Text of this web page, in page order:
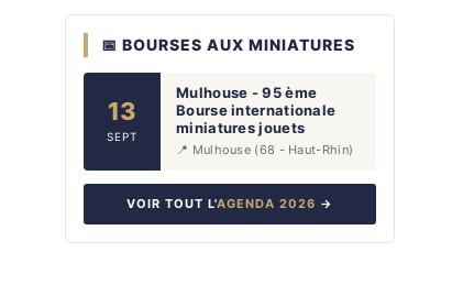
📅 BOURSES AUX MINIATURES
13
SEPT
Mulhouse - 95 ème
Bourse internationale
miniatures jouets
📍 Mulhouse (68 - Haut-Rhin)
VOIR TOUT L'AGENDA 2026 →